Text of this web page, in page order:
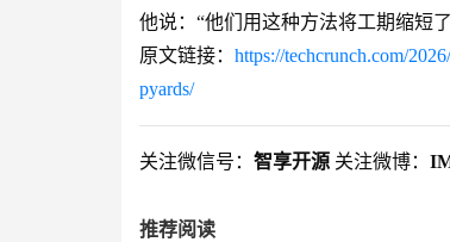
他说：“他们用这种方法将工期缩短
原文链接： https://techcrunch.com/
pyards/
关注微信号： 智享开源 关注微博：
推荐阅读